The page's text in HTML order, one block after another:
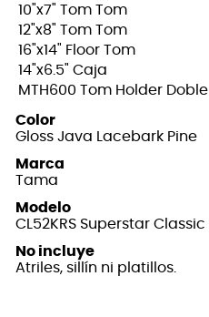
10"x7" Tom Tom
12"x8" Tom Tom
16"x14" Floor Tom
14"x6.5" Caja
MTH600 Tom Holder Doble
Color
Gloss Java Lacebark Pine
Marca
Tama
Modelo
CL52KRS Superstar Classic
No incluye
Atriles, sillín ni platillos.